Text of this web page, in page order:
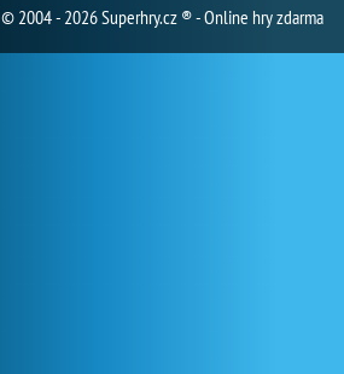
© 2004 - 2026 Superhry.cz ® - Online hry zdarma